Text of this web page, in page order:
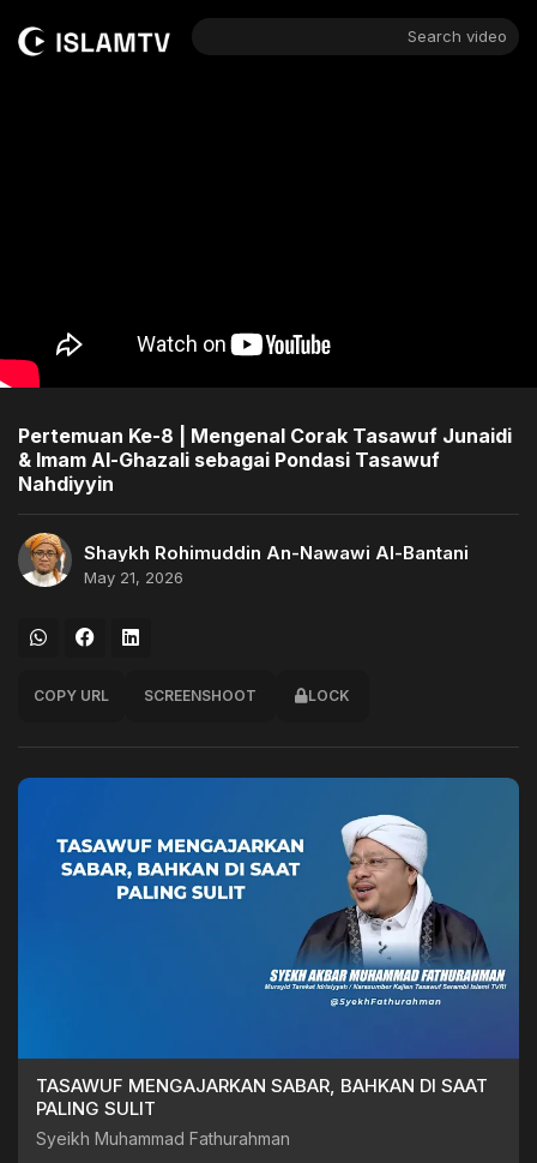
Search video
Pertemuan Ke-8 | Mengenal Corak Tasawuf Junaidi
& Imam Al-Ghazali sebagai Pondasi Tasawuf
Nahdiyyin
Shaykh Rohimuddin An-Nawawi Al-Bantani
May 21, 2026
COPY URL SCREENSHOOT LOCK
TASAWUF MENGAJARKAN SABAR, BAHKAN DI SAAT
PALING SULIT
Syeikh Muhammad Fathurahman